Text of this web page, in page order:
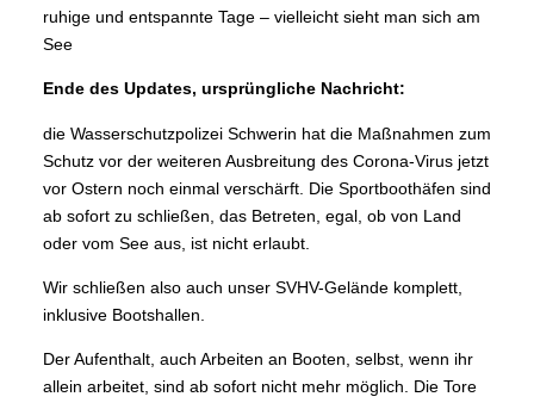
ruhige und entspannte Tage – vielleicht sieht man sich am
See
Ende des Updates, ursprüngliche Nachricht:
die Wasserschutzpolizei Schwerin hat die Maßnahmen zum
Schutz vor der weiteren Ausbreitung des Corona-Virus jetzt
vor Ostern noch einmal verschärft. Die Sportboothäfen sind
ab sofort zu schließen, das Betreten, egal, ob von Land
oder vom See aus, ist nicht erlaubt.
Wir schließen also auch unser SVHV-Gelände komplett,
inklusive Bootshallen.
Der Aufenthalt, auch Arbeiten an Booten, selbst, wenn ihr
allein arbeitet, sind ab sofort nicht mehr möglich. Die Tore